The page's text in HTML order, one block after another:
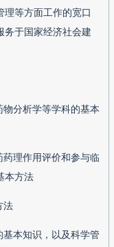
理等方面工作的宽口
务于国家经济社会建
分析学等学科的基本
理作用评价和参与临
本方法
法
本知识，以及科学管